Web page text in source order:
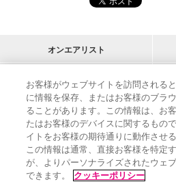
オンエアリスト
プログラムリスト
アーティストリスト
M-ON!
インフォメーション | プ
MUSIC ON! TV（エムオン!）
サイト案内
| エムオン!友の会
お客様がウェブサイトを訪問される
に情報を保存、またはお客様のブラ
ることがあります。この情報は、お
たはお客様のデバイスに関するもの
イトをお客様の期待通りに動作させ
この情報は通常、直接お客様を特定
が、よりパーソナライズされたウェ
できます。
クッキーポリシー